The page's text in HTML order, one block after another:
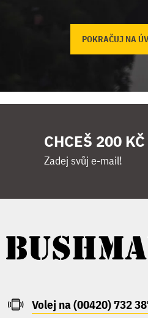
POKRAČUJ NA
CHCEŠ 200
Zadej svůj e-mail!
Volej na (00420) 732